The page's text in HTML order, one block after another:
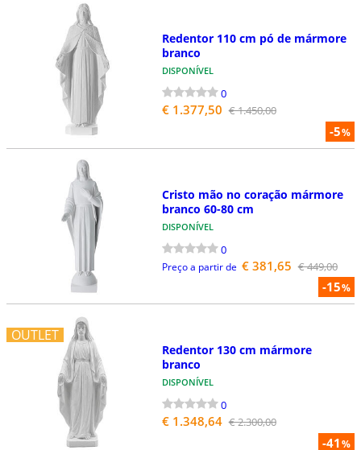
-5%
Redentor 110 cm pó de mármore
branco
DISPONÍVEL
0
€ 1.377,50 € 1.450,00
-15%
Cristo mão no coração mármore
branco 60-80 cm
DISPONÍVEL
0
Preço a partir de € 381,65 € 449,00
OUTLET
-41%
Redentor 130 cm mármore
branco
DISPONÍVEL
0
€ 1.348,64 € 2.300,00